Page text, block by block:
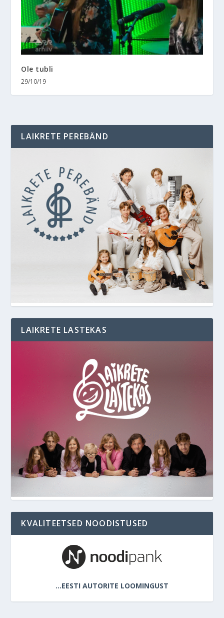
Ole tubli
29/10/19
LAIKRETE PEREBÄND
LAIKRETE LASTEKAS
KVALITEETSED NOODISTUSED
…EESTI AUTORITE LOOMINGUST